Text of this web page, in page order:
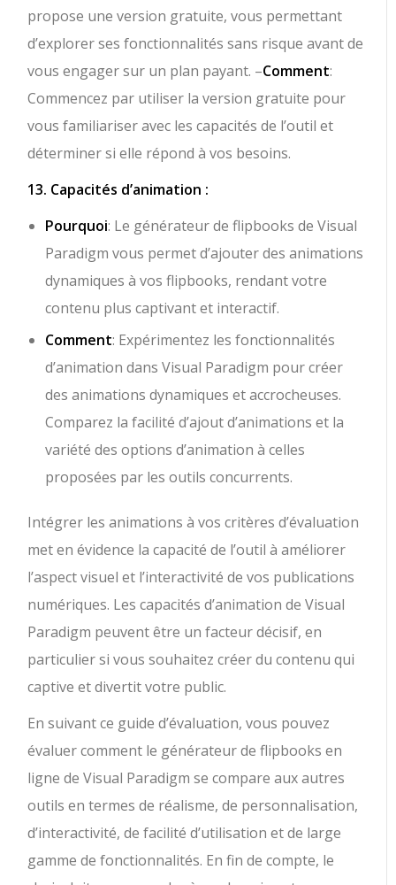
propose une version gratuite, vous permettant
d’explorer ses fonctionnalités sans risque avant de
vous engager sur un plan payant. –Comment:
Commencez par utiliser la version gratuite pour
vous familiariser avec les capacités de l’outil et
déterminer si elle répond à vos besoins.
13. Capacités d’animation :
Pourquoi: Le générateur de flipbooks de Visual
Paradigm vous permet d’ajouter des animations
dynamiques à vos flipbooks, rendant votre
contenu plus captivant et interactif.
Comment: Expérimentez les fonctionnalités
d’animation dans Visual Paradigm pour créer
des animations dynamiques et accrocheuses.
Comparez la facilité d’ajout d’animations et la
variété des options d’animation à celles
proposées par les outils concurrents.
Intégrer les animations à vos critères d’évaluation
met en évidence la capacité de l’outil à améliorer
l’aspect visuel et l’interactivité de vos publications
numériques. Les capacités d’animation de Visual
Paradigm peuvent être un facteur décisif, en
particulier si vous souhaitez créer du contenu qui
captive et divertit votre public.
En suivant ce guide d’évaluation, vous pouvez
évaluer comment le générateur de flipbooks en
ligne de Visual Paradigm se compare aux autres
outils en termes de réalisme, de personnalisation,
d’interactivité, de facilité d’utilisation et de large
gamme de fonctionnalités. En fin de compte, le